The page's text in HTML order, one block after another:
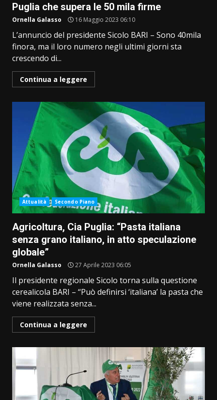
Puglia che supera le 50 mila firme
Ornella Galasso 16 Maggio 2023 06:10
L’annuncio del presidente Sicolo BARI – Sono 40mila
finora, ma il loro numero negli ultimi giorni sta
crescendo di...
Continua a leggere
Attualità Secondo Piano
Agricoltura, Cia Puglia: “Pasta italiana
senza grano italiano, in atto speculazione
globale”
Ornella Galasso 27 Aprile 2023 06:05
Il presidente regionale Sicolo torna sulla questione
cerealicola BARI – “Può definirsi ‘italiana’ la pasta che
viene realizzata senza...
Continua a leggere